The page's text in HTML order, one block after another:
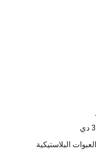
البلاستيكية